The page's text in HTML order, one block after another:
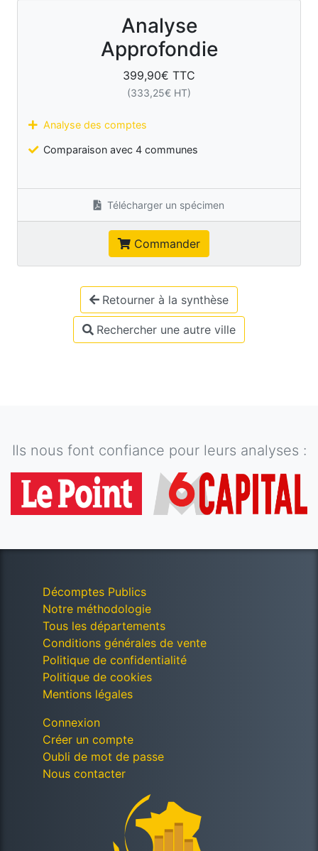
Analyse
Approfondie
399,90€ TTC
(333,25€ HT)
Analyse des comptes
Comparaison avec 4 communes
Télécharger un spécimen
Commander
Retourner à la synthèse
Rechercher une autre ville
Ils nous font confiance pour leurs analyses :
Décomptes Publics
Notre méthodologie
Tous les départements
Conditions générales de vente
Politique de confidentialité
Politique de cookies
Mentions légales
Connexion
Créer un compte
Oubli de mot de passe
Nous contacter